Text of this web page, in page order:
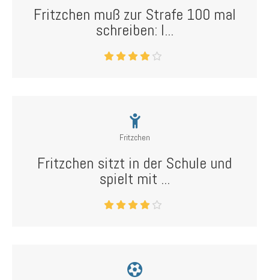
Fritzchen muß zur Strafe 100 mal
schreiben: I...
Fritzchen
Fritzchen sitzt in der Schule und
spielt mit ...